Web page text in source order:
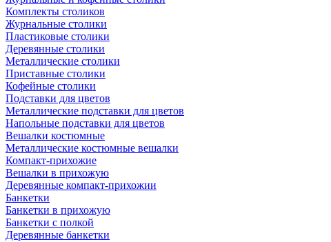
Комплекты столиков
Журнальные столики
Пластиковые столики
Деревянные столики
Металлические столики
Приставные столики
Кофейные столики
Подставки для цветов
Металлические подставки для цветов
Напольные подставки для цветов
Вешалки костюмные
Металлические костюмные вешалки
Компакт-прихожие
Вешалки в прихожую
Деревянные компакт-прихожии
Банкетки
Банкетки в прихожую
Банкетки с полкой
Деревянные банкетки